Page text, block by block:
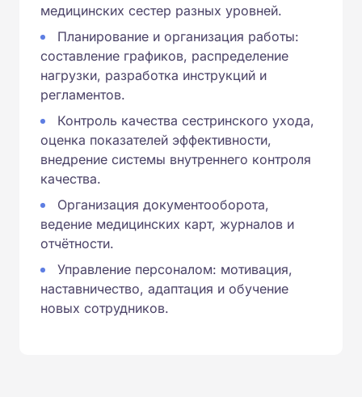
медицинских сестер разных уровней.
Планирование и организация работы:
составление графиков, распределение
нагрузки, разработка инструкций и
регламентов.
Контроль качества сестринского ухода,
оценка показателей эффективности,
внедрение системы внутреннего контроля
качества.
Организация документооборота,
ведение медицинских карт, журналов и
отчётности.
Управление персоналом: мотивация,
наставничество, адаптация и обучение
новых сотрудников.